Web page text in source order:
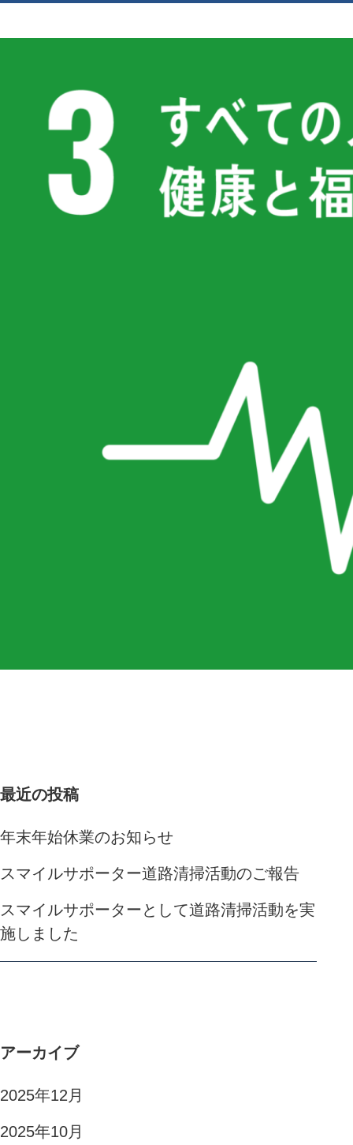
最近の投稿
年末年始休業のお知らせ
スマイルサポーター道路清掃活動のご報告
スマイルサポーターとして道路清掃活動を実
施しました
アーカイブ
2025年12月
2025年10月